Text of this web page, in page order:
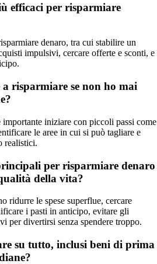
efficaci per risparmiare
denaro, tra cui stabilire un
impulsivi, cercare offerte e sconti, e
risparmiare se non ho mai
importante iniziare con piccoli passi come
le aree in cui si può tagliare e
realistici.
per risparmiare denaro
della vita?
ridurre le spese superflue, cercare
i pasti in anticipo, evitare gli
per divertirsi senza spendere troppo.
su tutto, inclusi beni di prima